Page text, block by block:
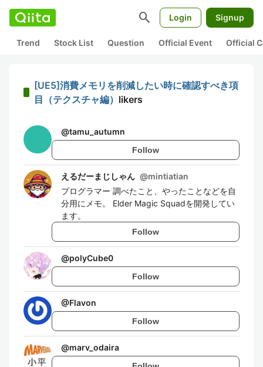
search Login Signup
Trend Stock List Question Official Event Official
[UE5]消費メモリを削減したい時に確認すべき項
目（テクスチャ編） likers
@tamu_autumn
Follow
えるだーまじしゃん @mintiatian
プログラマー 調べたこと、やったことなどを自
分用にメモ。 Elder Magic Squadを開発してい
ます。
Follow
@polyCube0
Follow
@Flavon
Follow
@marv_odaira